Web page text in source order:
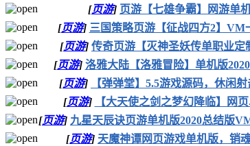
[页游] 页游【七雄争霸】网游单
[页游] 三国策略页游【征战四方2】
[页游] 传奇页游【灭神圣妖传单职业
[页游] 洛雅大陆【洛雅冒险】单机版
[页游] 【弹弹堂】5.5游戏源码，休闲
[页游] 【大天使之剑之梦幻降临】网
[页游] 九星天辰诀页游单机版2020总结版
[页游] 天魔神谭网页游戏单机版，销